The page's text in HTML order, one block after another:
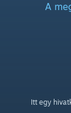
A
Itt egy